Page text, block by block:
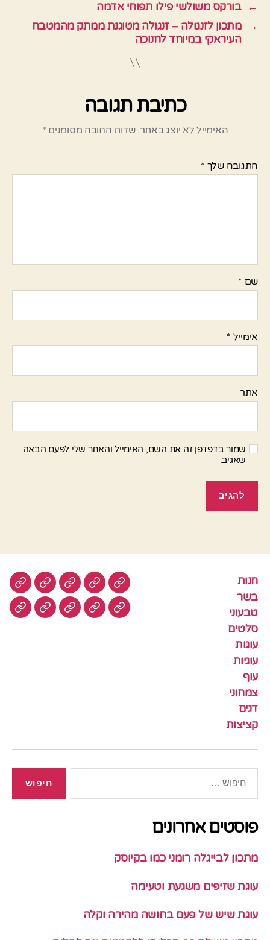
← בורקס משולשי פילו תפוחי אדמה
→ מתכון לזנגולה – זנגולה מטוגנת ממתק מהמטבח
העיראקי במיוחד לחנוכה
כתיבת תגובה
האימייל לא יוצג באתר. שדות החובה מסומנים *
התגובה שלך *
שם *
אימייל *
אתר
שמור בדפדפן זה את השם, האימייל והאתר שלי לפעם הבאה
שאגיב.
חנות
בשר
טבעוני
סלטים
עוגות
עוגיות
עוף
צמחוני
דגים
קציצות
חנות בשר טבעוניסלטים
עוגיותעוף צמחונידגים
פוסטים אחרונים
מתכון לבייגלה רומני כמו בקיוסק
עוגת שזיפים משגעת וטעימה
עוגת שיש של פעם בחושה מהירה וקלה